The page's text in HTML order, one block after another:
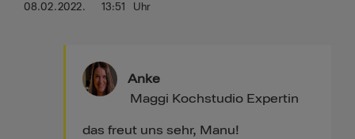
08.02.2022. 13:51 Uhr
Anke
Maggi Kochstudio Expertin
das freut uns sehr, Manu!